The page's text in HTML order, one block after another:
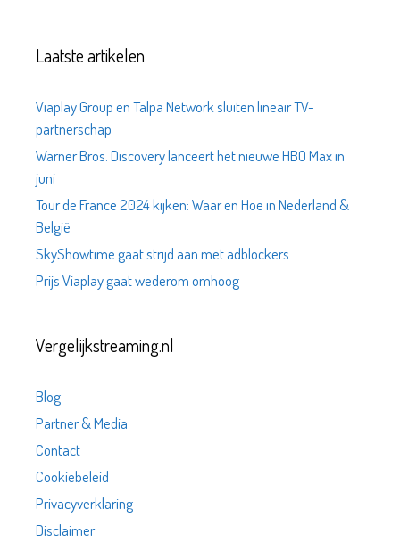
Laatste artikelen
Viaplay Group en Talpa Network sluiten lineair TV-
partnerschap
Warner Bros. Discovery lanceert het nieuwe HBO Max in
juni
Tour de France 2024 kijken: Waar en Hoe in Nederland &
België
SkyShowtime gaat strijd aan met adblockers
Prijs Viaplay gaat wederom omhoog
Vergelijkstreaming.nl
Blog
Partner & Media
Contact
Cookiebeleid
Privacyverklaring
Disclaimer